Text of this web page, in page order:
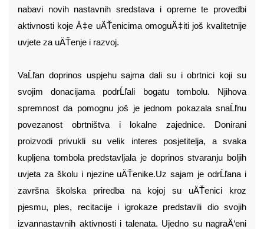
nabavi novih nastavnih sredstava i opreme te provedbi
aktivnosti koje Ä‡e uÄŤenicima omoguÄ‡iti još kvalitetnije
uvjete za uÄŤenje i razvoj.
VaĹľan doprinos uspjehu sajma dali su i obrtnici koji su
svojim donacijama podrĹľali bogatu tombolu. Njihova
spremnost da pomognu još je jednom pokazala snaĹľnu
povezanost obrtništva i lokalne zajednice. Donirani
proizvodi privukli su velik interes posjetitelja, a svaka
kupljena tombola predstavljala je doprinos stvaranju boljih
uvjeta za školu i njezine uÄŤenike.Uz sajam je odrĹľana i
završna školska priredba na kojoj su uÄŤenici kroz
pjesmu, ples, recitacije i igrokaze predstavili dio svojih
izvannastavnih aktivnosti i talenata. Ujedno su nagraÄ‘eni